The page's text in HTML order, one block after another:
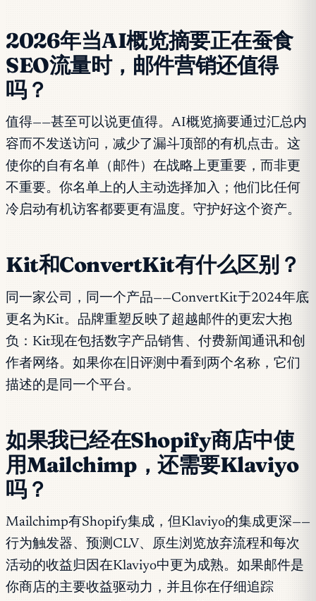
2026年当AI概览摘要正在蚕食
SEO流量时，邮件营销还值得
吗？
值得——甚至可以说更值得。AI概览摘要通过汇总内
容而不发送访问，减少了漏斗顶部的有机点击。这
使你的自有名单（邮件）在战略上更重要，而非更
不重要。你名单上的人主动选择加入；他们比任何
冷启动有机访客都要更有温度。守护好这个资产。
Kit和ConvertKit有什么区别？
同一家公司，同一个产品——ConvertKit于2024年底
更名为Kit。品牌重塑反映了超越邮件的更宏大抱
负：Kit现在包括数字产品销售、付费新闻通讯和创
作者网络。如果你在旧评测中看到两个名称，它们
描述的是同一个平台。
如果我已经在Shopify商店中使
用Mailchimp，还需要Klaviyo
吗？
Mailchimp有Shopify集成，但Klaviyo的集成更深——
行为触发器、预测CLV、原生浏览放弃流程和每次
活动的收益归因在Klaviyo中更为成熟。如果邮件是
你商店的主要收益驱动力，并且你在仔细追踪